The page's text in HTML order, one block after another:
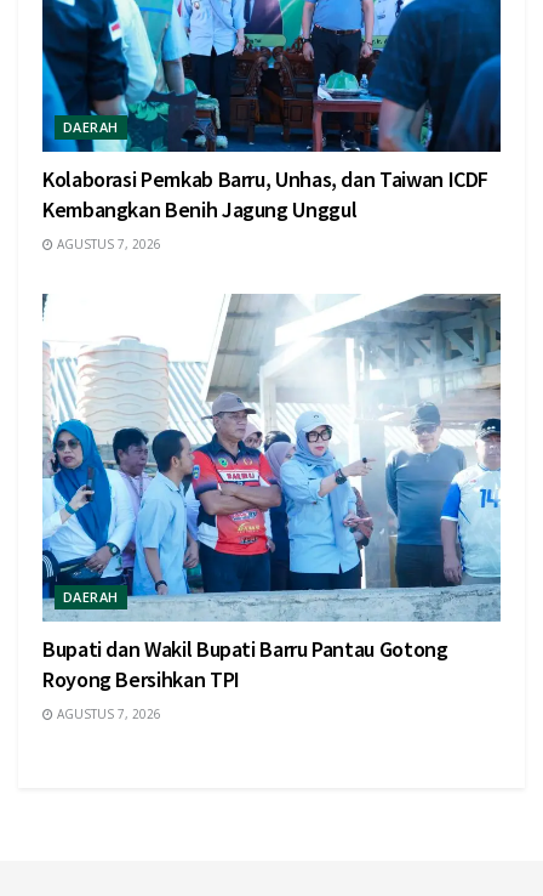
DAERAH
Kolaborasi Pemkab Barru, Unhas, dan Taiwan ICDF
Kembangkan Benih Jagung Unggul
AGUSTUS 7, 2026
DAERAH
Bupati dan Wakil Bupati Barru Pantau Gotong
Royong Bersihkan TPI
AGUSTUS 7, 2026